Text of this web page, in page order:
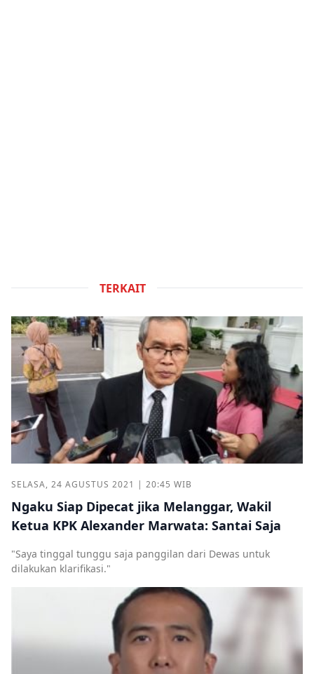
TERKAIT
SELASA, 24 AGUSTUS 2021 | 20:45 WIB
Ngaku Siap Dipecat jika Melanggar, Wakil
Ketua KPK Alexander Marwata: Santai Saja
"Saya tinggal tunggu saja panggilan dari Dewas untuk
dilakukan klarifikasi."